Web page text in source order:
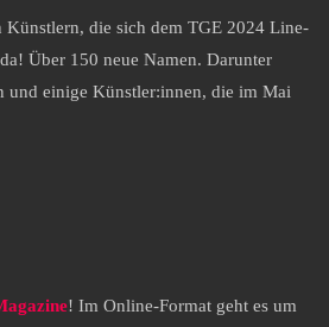
Künstlern, die sich dem TGE 2024 Line-
Über 150 neue Namen. Darunter
und einige Künstler:innen, die im Mai
! Im Online-Format geht es um